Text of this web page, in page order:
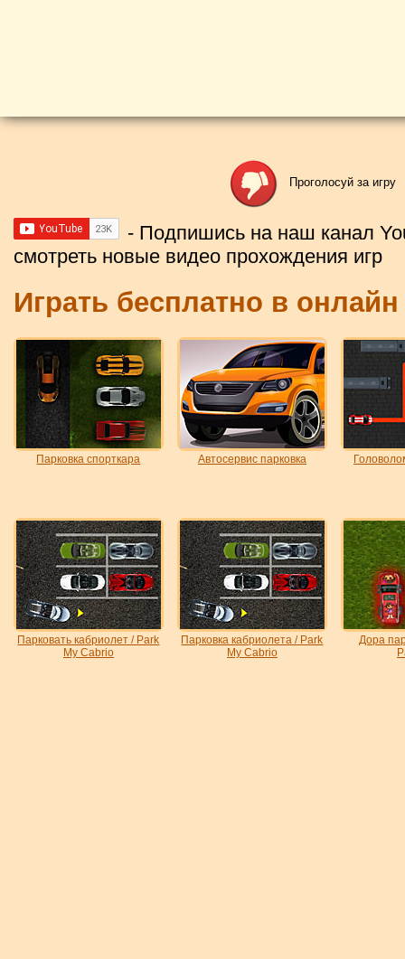
Проголосуй за игру
- Подпишись на наш канал
смотреть новые видео прохождения игр
Играть бесплатно в
Парковка спорткара Автосервис парковка
Парковать кабриолет / Park
My Cabrio
Парковка кабриолета / Park
My Cabrio
Дора